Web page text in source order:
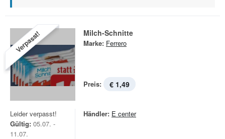
Verpasst! Milch-Schnitte
Marke: Ferrero
Preis: € 1,49
Leider verpasst!
Gültig: 05.07. -
11.07.
Händler: E center